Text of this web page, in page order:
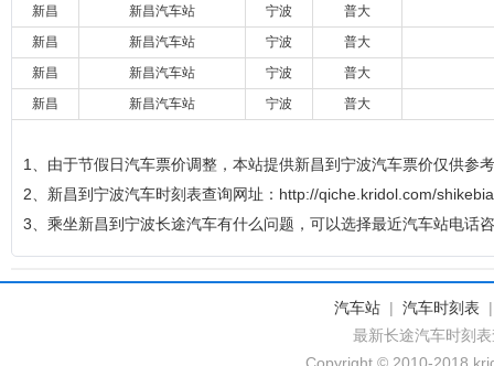
新昌
新昌汽车站 宁波
普大
新昌
新昌汽车站 宁波
普大
新昌
新昌汽车站 宁波
普大
新昌
新昌汽车站 宁波 普大
1、由于节假日汽车票价调整，本站提供新昌到宁波汽车票价仅供参
2、新昌到宁波汽车时刻表查询网址：http://qiche.kridol.com/
3、乘坐新昌到宁波长途汽车有什么问题，可以选择最近汽车站电话
汽车站 | 汽车时刻表
最新长途汽车时刻